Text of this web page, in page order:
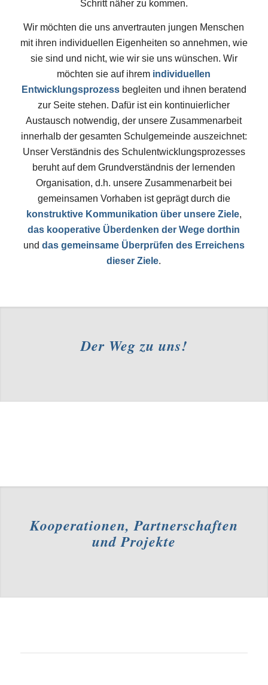
Schritt näher zu kommen.
Wir möchten die uns anvertrauten jungen Menschen
mit ihren individuellen Eigenheiten so annehmen, wie
sie sind und nicht, wie wir sie uns wünschen. Wir
möchten sie auf ihrem individuellen
Entwicklungsprozessbegleiten und ihnen beratend
zur Seite stehen. Dafür ist ein kontinuierlicher
Austausch notwendig, der unsere Zusammenarbeit
innerhalb der gesamten Schulgemeinde auszeichnet:
Unser Verständnis des Schulentwicklungsprozesses
beruht auf dem Grundverständnis der lernenden
Organisation, d.h. unsere Zusammenarbeit bei
gemeinsamen Vorhaben ist geprägt durch die
konstruktive Kommunikation über unsere Ziele,
das kooperative Überdenken der Wege dorthin
und das gemeinsame Überprüfen des Erreichens
dieser Ziele.
Der Weg zu uns!
Kooperationen, Partnerschaften
und Projekte